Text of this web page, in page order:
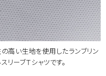
の高い生地を使用したランブリン
リーブＴシャツです。